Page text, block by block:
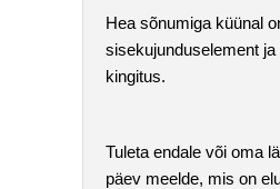
Hea sõnumiga küünal
sisekujunduselement
kingitus.
Tuleta endale või oma
päev meelde, mis on